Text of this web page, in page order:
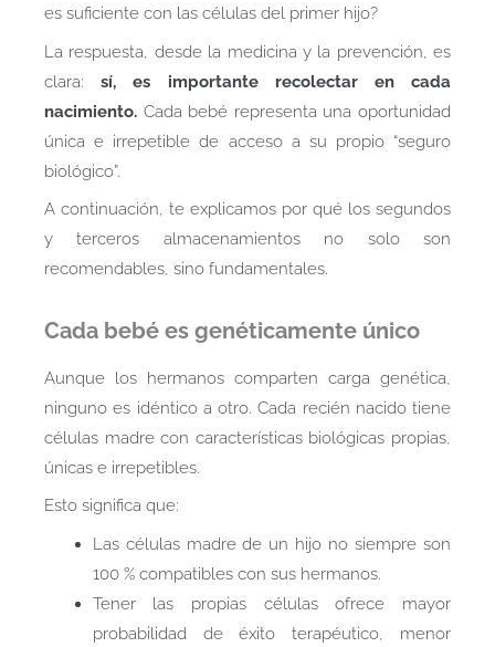
es suficiente con las células del primer hijo?
La respuesta, desde la medicina y la prevención, es
clara:sí, es importante recolectar en cada
nacimiento. Cada bebé representa una oportunidad
única e irrepetible de acceso a su propio “seguro
biológico”.
A continuación, te explicamos por qué los segundos
y terceros almacenamientos no solo son
recomendables, sino fundamentales.
Cada bebé es genéticamente único
Aunque los hermanos comparten carga genética,
ninguno es idéntico a otro. Cada recién nacido tiene
células madre con características biológicas propias,
únicas e irrepetibles.
Esto significa que:
Las células madre de un hijo no siempre son
100 % compatibles con sus hermanos.
Tener las propias células ofrece mayor
probabilidad de éxito terapéutico, menor